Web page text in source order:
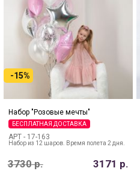
-15%
Набор "Розовые мечты"
БЕСПЛАТНАЯ ДОСТАВКА
АРТ - 17-163
Набор из 12 шаров. Время полета 2 дня.
3730р. 3171 р.